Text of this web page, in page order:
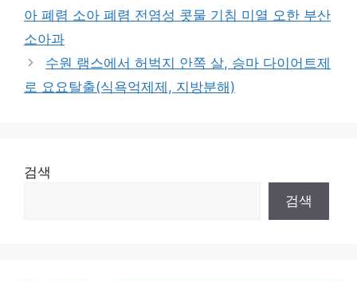
아 폐렴 소아 폐렴 전염성 콧물 기침 미열 오한 부산
소아과
수원 램스에서 허벅지 안쪽 살, 승마 다이어트제
로 요요탈출(식욕억제제, 지방분해)
검색
검색